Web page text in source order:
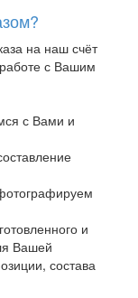
на наш счёт
с Вашим
с Вами и
и
Вашей
состава